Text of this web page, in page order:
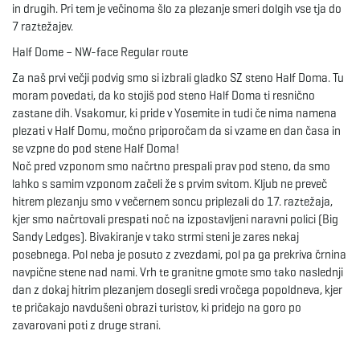
t
i
in drugih. Pri tem je večinoma šlo za plezanje smeri dolgih vse tja do
7 raztežajev.
Half Dome – NW-face Regular route
Za naš prvi večji podvig smo si izbrali gladko SZ steno Half Doma. Tu
moram povedati, da ko stojiš pod steno Half Doma ti resnično
zastane dih. Vsakomur, ki pride v Yosemite in tudi če nima namena
plezati v Half Domu, močno priporočam da si vzame en dan časa in
se vzpne do pod stene Half Doma!
Noč pred vzponom smo načrtno prespali prav pod steno, da smo
lahko s samim vzponom začeli že s prvim svitom. Kljub ne preveč
hitrem plezanju smo v večernem soncu priplezali do 17. raztežaja,
kjer smo načrtovali prespati noč na izpostavljeni naravni polici (Big
Sandy Ledges). Bivakiranje v tako strmi steni je zares nekaj
posebnega. Pol neba je posuto z zvezdami, pol pa ga prekriva črnina
navpične stene nad nami. Vrh te granitne gmote smo tako naslednji
dan z dokaj hitrim plezanjem dosegli sredi vročega popoldneva, kjer
te pričakajo navdušeni obrazi turistov, ki pridejo na goro po
zavarovani poti z druge strani.